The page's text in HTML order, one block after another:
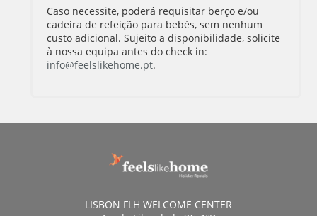
Caso necessite, poderá requisitar berço e/ou
cadeira de refeição para bebés, sem nenhum
custo adicional. Sujeito a disponibilidade, solicite
à nossa equipa antes do check in:
info@feelslikehome.pt.
LISBON FLH WELCOME CENTER